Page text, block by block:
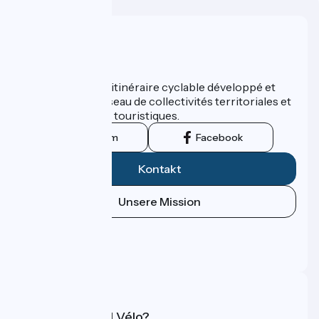
ViaRhôna est un itinéraire cyclable développé et
promu par un réseau de collectivités territoriales et
leurs institutions touristiques.
Instagram Facebook
Kontakt
Unsere Mission